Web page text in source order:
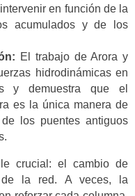
en función de la
acumulados y de los
El trabajo de Arora y
hidrodinámicas en
y demuestra que el
es la única manera de
los puentes antiguos
crucial: el cambio de
de la red. A veces, la